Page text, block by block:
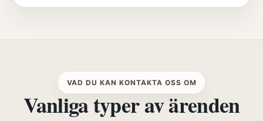
VAD DU KAN KONTAKTA OSS OM
Vanliga typer av ärenden